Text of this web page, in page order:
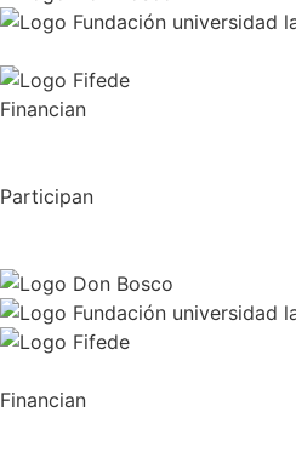
Financian
Participan
Financian